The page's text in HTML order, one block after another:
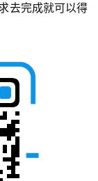
去完成就可以得